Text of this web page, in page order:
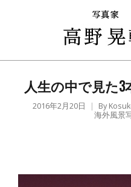
人生の中で見た
2016年2月20日 By
海外風景